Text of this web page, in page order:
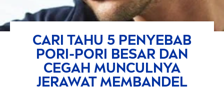
CARI TAHU 5 PENYEBAB
PORI-PORI BESAR DAN
CEGAH MUNCULNYA
JERAWAT MEMBANDEL